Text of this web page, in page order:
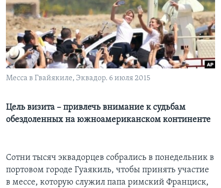
Learning English
СОЦИАЛЬНЫЕ СЕТИ
Месса в Гвайякиле, Эквадор. 6 июля 2015
Цель визита – привлечь внимание к судьбам
обездоленных на южноамериканском континенте
Сотни тысяч эквадорцев собрались в понедельник в
портовом городе Гуаякиль, чтобы принять участие
в мессе, которую служил папа римский Франциск,